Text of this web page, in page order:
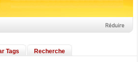
Tags Recherche